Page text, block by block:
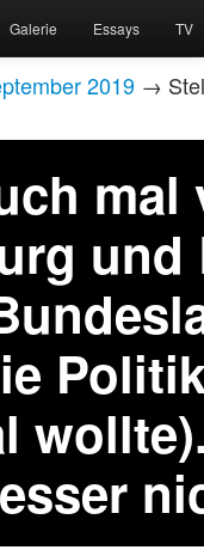
Galerie Essays TV
2019 →
mal
und